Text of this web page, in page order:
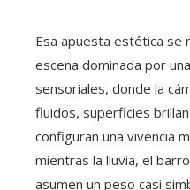
Esa apuesta estética se
escena dominada por
sensoriales, donde la
fluidos, superficies
configuran una vivencia
mientras la lluvia, el
asumen un peso casi